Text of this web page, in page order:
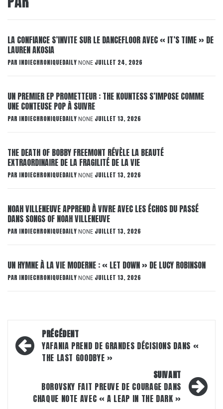
LA CONFIANCE S’INVITE SUR LE DANCEFLOOR AVEC « IT’S TIME » DE
LAUREN AKOSIA
PAR INDIECHRONIQUEDAILY NONE JUILLET 24, 2026
UN PREMIER EP PROMETTEUR : THE KOUNTESS S’IMPOSE COMME
UNE CONTEUSE POP À SUIVRE
PAR INDIECHRONIQUEDAILY NONE JUILLET 13, 2026
THE DEATH OF BOBBY FREEMONT RÉVÈLE LA BEAUTÉ
EXTRAORDINAIRE DE LA FRAGILITÉ DE LA VIE
PAR INDIECHRONIQUEDAILY NONE JUILLET 13, 2026
NOAH VILLENEUVE APPREND À VIVRE AVEC LES ÉCHOS DU PASSÉ
DANS SONGS OF NOAH VILLENEUVE
PAR INDIECHRONIQUEDAILY NONE JUILLET 13, 2026
UN HYMNE À LA VIE MODERNE : « LET DOWN » DE LUCY ROBINSON
PAR INDIECHRONIQUEDAILY NONE JUILLET 13, 2026
Navigation
d’article
PRÉCÉDENT
YAFANIA PREND DE GRANDES DÉCISIONS DANS «
THE LAST GOODBYE »
SUIVANT
BOROVSKY FAIT PREUVE DE COURAGE DANS
CHAQUE NOTE AVEC « A LEAP IN THE DARK »